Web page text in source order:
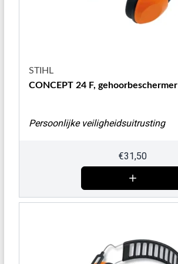
STIHL
CONCEPT 24 F, gehoorbeschermer
Persoonlijke veiligheidsuitrusting
€31,50